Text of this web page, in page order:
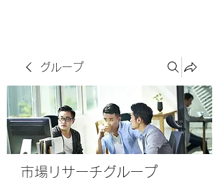
グループ
市場リサーチグループ